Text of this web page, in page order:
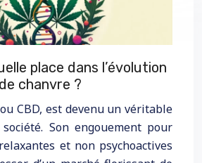
place dans l’évolution
chanvre ?
CBD, est devenu un véritable
Son engouement pour
et non psychoactives